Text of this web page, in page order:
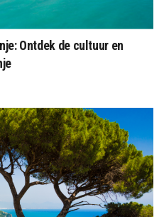
Ontdek de cultuur en